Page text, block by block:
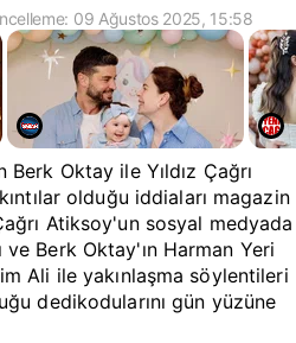
09 Ağustos 2025, 15:58
Berk Oktay ile Yıldız Çağrı
olduğu iddiaları magazin
Atiksoy'un sosyal medyada
ve Berk Oktay'ın Harman Yeri
Ali ile yakınlaşma söylentileri
dedikodularını gün yüzüne